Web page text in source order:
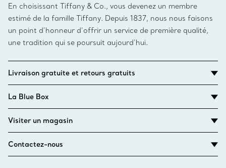
En choisissant Tiffany & Co., vous devenez un membre
estimé de la famille Tiffany. Depuis 1837, nous nous faisons
un point d’honneur d’offrir un service de première qualité,
une tradition qui se poursuit aujourd’hui.
Livraison gratuite et retours gratuits
La Blue Box
Visiter un magasin
Contactez-nous